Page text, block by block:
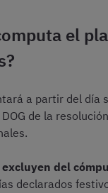
el
a partir del día
de la
excluyen del
declarados